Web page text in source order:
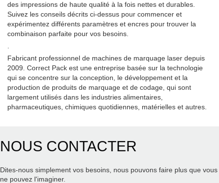
des impressions de haute qualité à la fois nettes et durables.
Suivez les conseils décrits ci-dessus pour commencer et
expérimentez différents paramètres et encres pour trouver la
combinaison parfaite pour vos besoins.
Fabricant professionnel de machines de marquage laser depuis
2009. Correct Pack est une entreprise basée sur la technologie
qui se concentre sur la conception, le développement et la
production de produits de marquage et de codage, qui sont
largement utilisés dans les industries alimentaires,
pharmaceutiques, chimiques quotidiennes, matérielles et autres.
NOUS CONTACTER
Dites-nous simplement vos besoins, nous pouvons faire plus que vous
ne pouvez l'imaginer.